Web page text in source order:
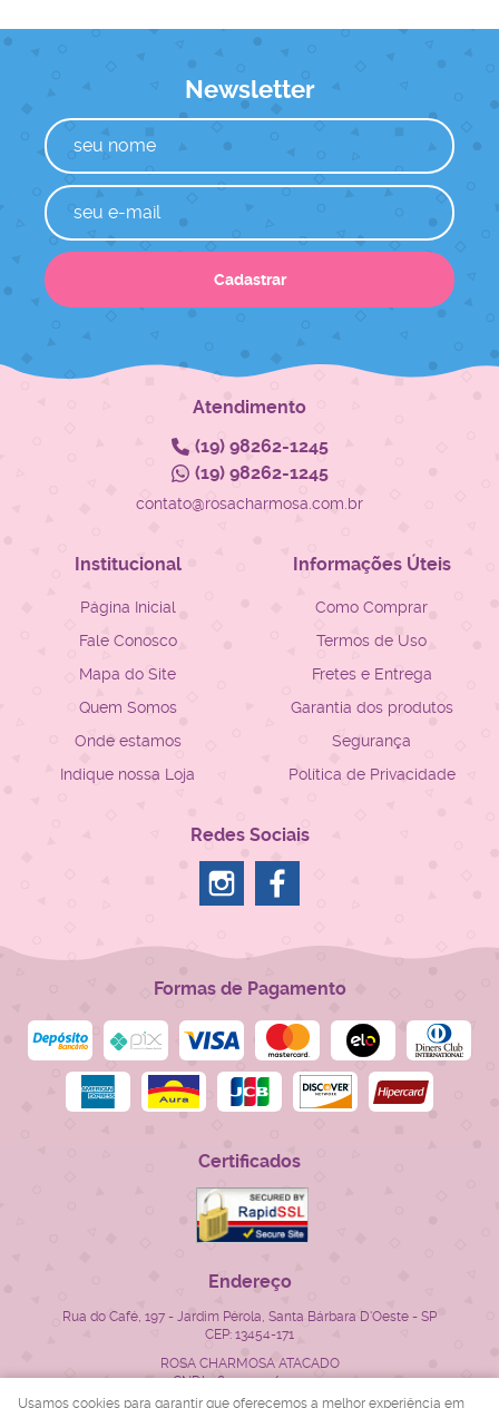
Newsletter
Cadastrar
Atendimento
(19)98262-1245
(19)98262-1245
contato@rosacharmosa.com.br
Institucional
Página Inicial
Fale Conosco
Mapa do Site
Quem Somos
Onde estamos
Indique nossa Loja
Informações Úteis
Como Comprar
Termos de Uso
Fretes e Entrega
Garantia dos produtos
Segurança
Política de Privacidade
Redes Sociais
Formas de Pagamento
Certificados
Endereço
Rua do Café, 197 - Jardim Pérola, Santa Bárbara D'Oeste - SP
CEP: 13454-171
ROSA CHARMOSA ATACADO
CNPJ: 28.522.715/0001-23
Usamos cookies para garantir que oferecemos a melhor experiência em